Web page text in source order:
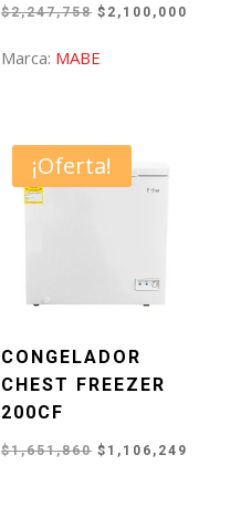
$2,247,758 El
original
$ 2,100,000
Marca: MABE
¡Oferta!
CONGELADOR
CHEST FREEZER
200CF
$1,651,860 El
$ 1,106,249